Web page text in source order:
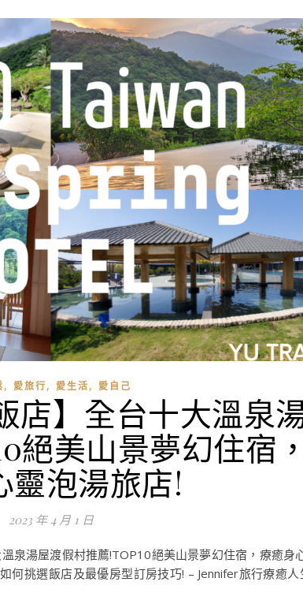
, 愛旅行, 愛生活, 愛自己
店】全台十大溫泉
絕美山景夢幻住宿
靈泡湯旅店!
2023 年 4 月 1 日
泉湯屋渡假村推薦!TOP10絕美山景夢幻住宿，療癒身
何挑選飯店及最優房型訂房技巧! – Jennifer旅行療癒